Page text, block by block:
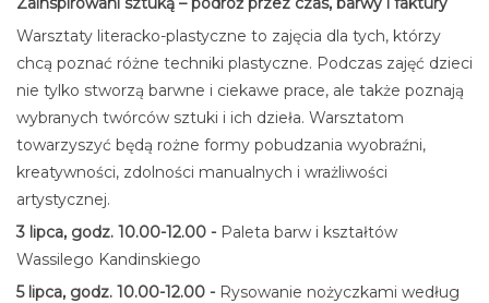
Warsztaty literacko-plastyczne to zajęcia dla tych, którzy
chcą poznać różne techniki plastyczne. Podczas zajęć dzieci
nie tylko stworzą barwne i ciekawe prace, ale także poznają
wybranych twórców sztuki i ich dzieła. Warsztatom
towarzyszyć będą rożne formy pobudzania wyobraźni,
kreatywności, zdolności manualnych i wrażliwości
artystycznej.
3 lipca, godz. 10.00-12.00 - Paleta barw i kształtów
Wassilego Kandinskiego
5 lipca, godz. 10.00-12.00 - Rysowanie nożyczkami według